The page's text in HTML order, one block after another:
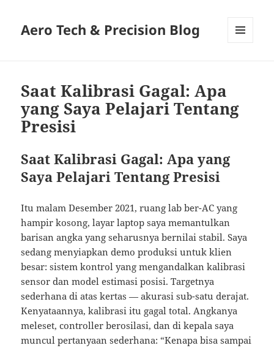
Aero Tech & Precision Blog
Saat Kalibrasi Gagal: Apa
yang Saya Pelajari Tentang
Presisi
Saat Kalibrasi Gagal: Apa yang
Saya Pelajari Tentang Presisi
Itu malam Desember 2021, ruang lab ber-AC yang
hampir kosong, layar laptop saya memantulkan
barisan angka yang seharusnya bernilai stabil. Saya
sedang menyiapkan demo produksi untuk klien
besar: sistem kontrol yang mengandalkan kalibrasi
sensor dan model estimasi posisi. Targetnya
sederhana di atas kertas — akurasi sub-satu derajat.
Kenyataannya, kalibrasi itu gagal total. Angkanya
meleset, controller berosilasi, dan di kepala saya
muncul pertanyaan sederhana: “Kenapa bisa sampai